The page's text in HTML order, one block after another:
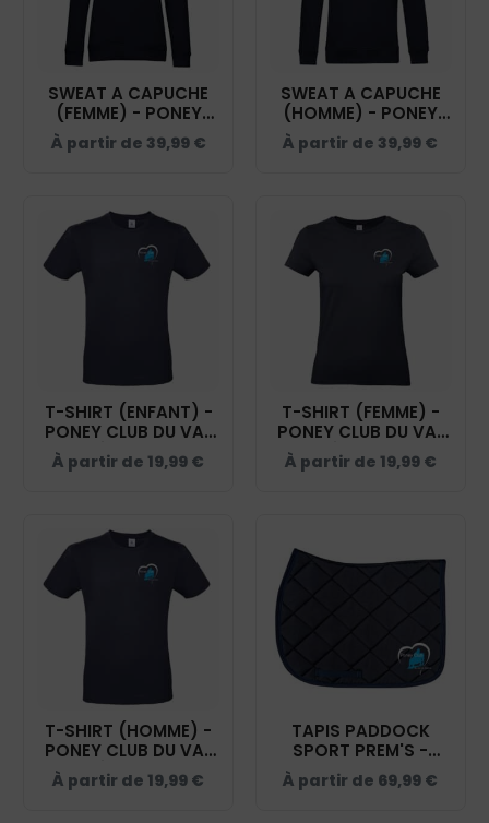
SWEAT A CAPUCHE
(FEMME) - PONEY
CLUB DU VAL DE
SAÔNE - NAVY -
À partir de 39,99 €
SWEAT A CAPUCHE
(HOMME) - PONEY
CLUB DU VAL DE
SAÔNE - NAVY -
À partir de 39,99 €
T-SHIRT (ENFANT) -
PONEY CLUB DU VAL
DE SAÔNE - NAVY -
BC03TK
À partir de 19,99 €
T-SHIRT (FEMME) -
PONEY CLUB DU VAL
DE SAÔNE - NAVY -
BC04T
À partir de 19,99 €
T-SHIRT (HOMME) -
PONEY CLUB DU VAL
DE SAÔNE - NAVY -
BC03T
À partir de 19,99 €
TAPIS PADDOCK
SPORT PREM'S -
PONEY CLUB DU VAL
DE SAÔNE - NAVY -
À partir de 69,99 €